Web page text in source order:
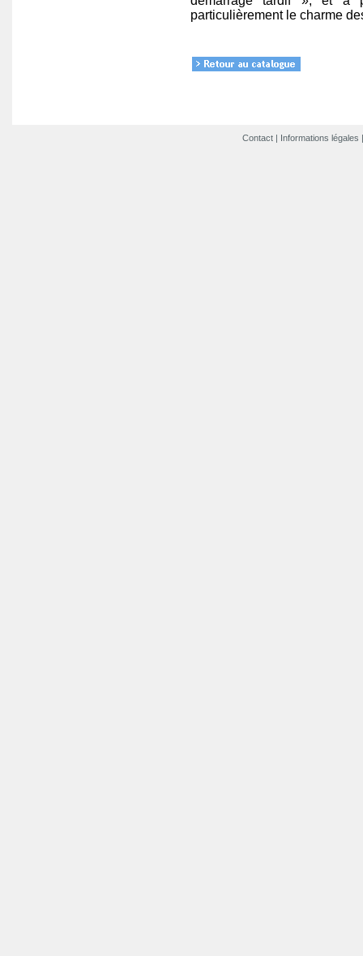
particulièrement le charme
Contact| Informations légales